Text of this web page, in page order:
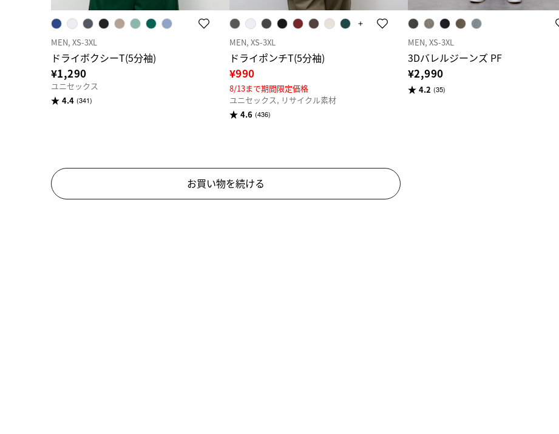
MEN, XS-3XL
ドライボクシーT(5分袖)
¥1,290
ユニセックス
4.4 (341)
MEN, XS-3XL
ドライポンチT(5分袖)
¥990
8/13まで期間限定価格
ユニセックス, リサイクル素材
4.6 (436)
MEN, XS-3XL
3Dバレルジーンズ PF
¥2,990
4.2 (35)
お買い物を続ける